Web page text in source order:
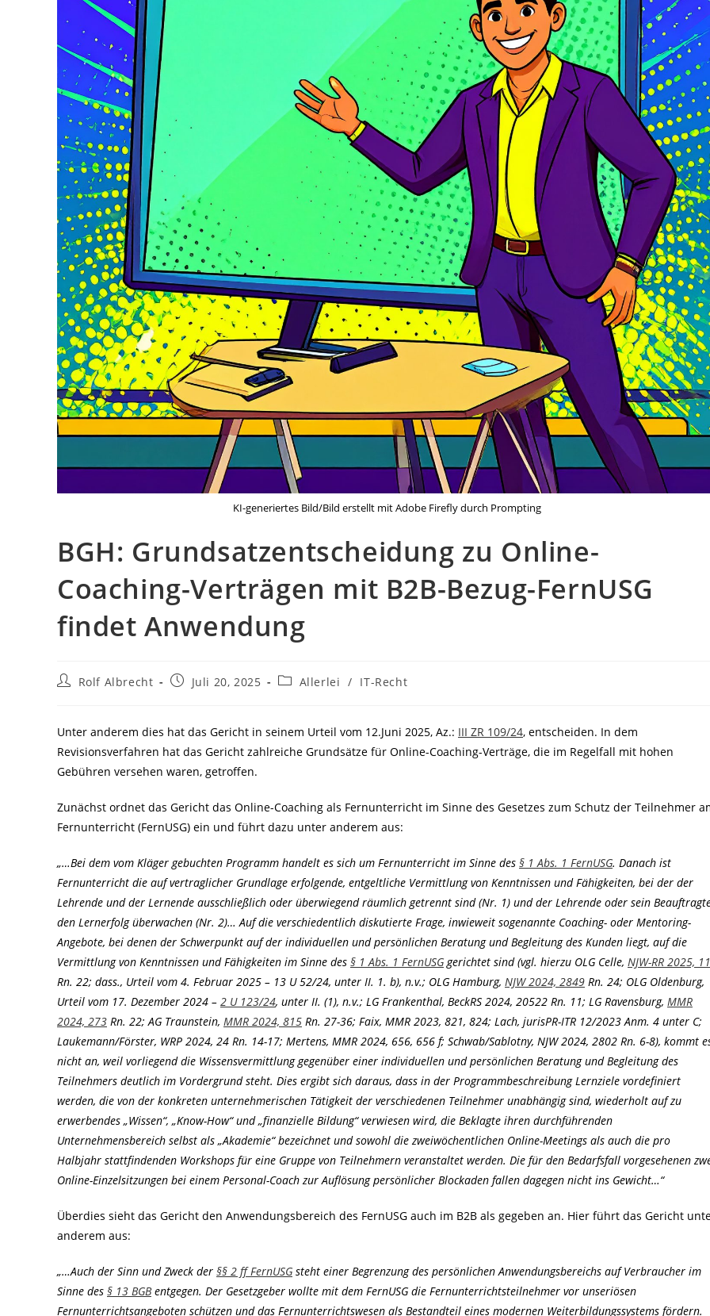
KI-generiertes Bild/Bild erstellt mit Adobe Firefly durch Prompting
BGH: Grundsatzentscheidung zu Online-
Coaching-Verträgen mit B2B-Bezug-FernUSG
findet Anwendung
Beitrags-
Rolf Albrecht
BeitragJuli 20, 2025
Beitrags-
Allerlei / IT-Recht
Unter anderem dies hat das Gericht in seinem Urteil vom 12.Juni 2025, Az.: III ZR 109/24, entscheiden. In dem
Revisionsverfahren hat das Gericht zahlreiche Grundsätze für Online-Coaching-Verträge, die im Regelfall mit hohen
Gebühren versehen waren, getroffen.
Zunächst ordnet das Gericht das Online-Coaching als Fernunterricht im Sinne des Gesetzes zum Schutz der Teilnehmer
Fernunterricht (FernUSG) ein und führt dazu unter anderem aus:
„…Bei dem vom Kläger gebuchten Programm handelt es sich um Fernunterricht im Sinne des § 1 Abs. 1 FernUSG. Danach ist
Fernunterricht die auf vertraglicher Grundlage erfolgende, entgeltliche Vermittlung von Kenntnissen und Fähigkeiten, bei der der
Lehrende und der Lernende ausschließlich oder überwiegend räumlich getrennt sind (Nr. 1) und der Lehrende oder sein
den Lernerfolg überwachen (Nr. 2)… Auf die verschiedentlich diskutierte Frage, inwieweit sogenannte Coaching- oder Mentoring-
Angebote, bei denen der Schwerpunkt auf der individuellen und persönlichen Beratung und Begleitung des Kunden liegt, auf die
Vermittlung von Kenntnissen und Fähigkeiten im Sinne des § 1 Abs. 1 FernUSG gerichtet sind (vgl. hierzu OLG Celle, NJW-RR 2025,
Rn. 22; dass., Urteil vom 4. Februar 2025 – 13 U 52/24, unter II. 1. b), n.v.; OLG Hamburg, NJW 2024, 2849 Rn. 24; OLG Oldenburg,
Urteil vom 17. Dezember 2024 – 2 U 123/24, unter II. (1), n.v.; LG Frankenthal, BeckRS 2024, 20522 Rn. 11; LG Ravensburg, MMR
2024, 273 Rn. 22; AG Traunstein, MMR 2024, 815 Rn. 27-36; Faix, MMR 2023, 821, 824; Lach, jurisPR-ITR 12/2023 Anm. 4 unter C;
Laukemann/Förster, WRP 2024, 24 Rn. 14-17; Mertens, MMR 2024, 656, 656 f; Schwab/Sablotny, NJW 2024, 2802 Rn. 6-8), kommt
nicht an, weil vorliegend die Wissensvermittlung gegenüber einer individuellen und persönlichen Beratung und Begleitung des
Teilnehmers deutlich im Vordergrund steht. Dies ergibt sich daraus, dass in der Programmbeschreibung Lernziele vordefiniert
werden, die von der konkreten unternehmerischen Tätigkeit der verschiedenen Teilnehmer unabhängig sind, wiederholt auf zu
erwerbendes „Wissen“, „Know-How“ und „finanzielle Bildung“ verwiesen wird, die Beklagte ihren durchführenden
Unternehmensbereich selbst als „Akademie“ bezeichnet und sowohl die zweiwöchentlichen Online-Meetings als auch die pro
Halbjahr stattfindenden Workshops für eine Gruppe von Teilnehmern veranstaltet werden. Die für den Bedarfsfall vorgesehenen
Online-Einzelsitzungen bei einem Personal-Coach zur Auflösung persönlicher Blockaden fallen dagegen nicht ins Gewicht…“
Überdies sieht das Gericht den Anwendungsbereich des FernUSG auch im B2B als gegeben an. Hier führt das Gericht
anderem aus:
„…Auch der Sinn und Zweck der §§ 2 ff FernUSG steht einer Begrenzung des persönlichen Anwendungsbereichs auf Verbraucher im
Sinne des § 13 BGBentgegen. Der Gesetzgeber wollte mit dem FernUSG die Fernunterrichtsteilnehmer vor unseriösen
Fernunterrichtsangeboten schützen und das Fernunterrichtswesen als Bestandteil eines modernen Weiterbildungssystems fördern.